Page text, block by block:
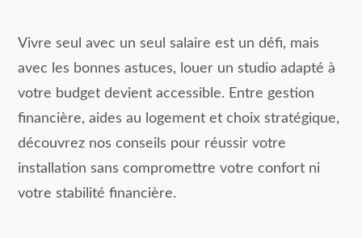
Vivre seul avec un seul salaire est un défi, mais
avec les bonnes astuces, louer un studio adapté à
votre budget devient accessible. Entre gestion
financière, aides au logement et choix stratégique,
découvrez nos conseils pour réussir votre
installation sans compromettre votre confort ni
votre stabilité financière.